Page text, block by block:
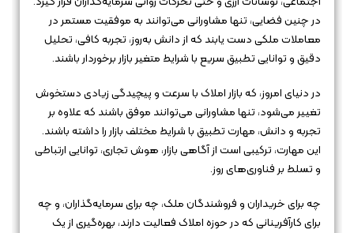
در چنین فضایی، تنها مشاورانی می‌توانند به موفقیت مستمر در
معاملات ملکی دست یابند که از دانش به‌روز، تجربه کافی، تحلیل
دقیق و توانایی تطبیق سریع با شرایط متغیر بازار برخوردار باشند.
در دنیای امروز، که بازار املاک با سرعت و پیچیدگی زیادی دستخوش
تغییر می‌شود، تنها مشاورانی می‌توانند موفق باشند که علاوه بر
تجربه و دانش، مهارت تطبیق با شرایط مختلف بازار را داشته باشند.
این مهارت، ترکیبی است از آگاهی بازار، هوش تجاری، توانایی ارتباطی
و تسلط بر فناوری‌های روز.
چه برای خریداران و فروشندگان ملک، چه برای سرمایه‌گذاران، و چه
برای کارآفرینانی که در حوزه املاک فعالیت دارند، بهره‌گیری از یک